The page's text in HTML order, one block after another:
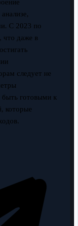
С 2023 по
что даже в
следует не
быть готовыми к
которые